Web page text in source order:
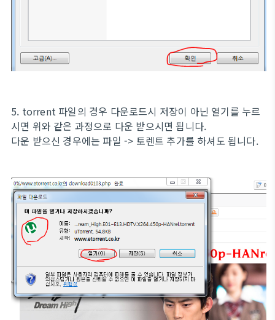
5. torrent 파일의 경우 다운로드시 저장이 아닌 열기를 누르
시면 위와 같은 과정으로 다운 받으시면 됩니다.
다운 받으신 경우에는 파일 -> 토렌트 추가를 하셔도 됩니다.